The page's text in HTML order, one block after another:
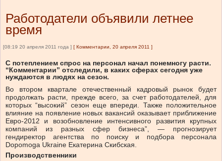
Работодатели объявили летнее
время
[08:19 20 апреля 2011 года ] [ Комментарии, 20 апреля 2011 ]
С потеплением спрос на персонал начал понемногу расти.
“Комментарии” отследили, в каких сферах сегодня уже
нуждаются в людях на сезон.
Во втором квартале отечественный кадровый рынок будет
продолжать расти, прежде всего, за счет работодателей, для
которых “высокий” сезон еще впереди. Также положительное
влияние на появление новых вакансий оказывает приближение
Евро-2012 и возобновление интенсивного развития крупных
компаний из разных сфер бизнеса”, — прогнозирует
гендиректор агентства по поиску и подбора персонала
Dopomoga Ukraine Екатерина Скибская.
Производственники